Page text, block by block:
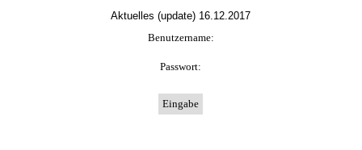
Aktuelles (update) 16.12.2017
Benutzername:
Passwort: